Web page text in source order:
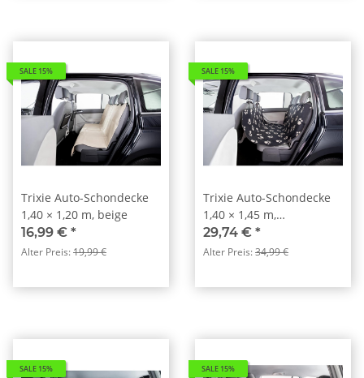
SALE 15%
Trixie Auto-Schondecke
1,40 × 1,20 m, beige
16,99 € *
Alter Preis:19,99 €
SALE 15%
Trixie Auto-Schondecke
1,40 × 1,45 m,
schwarz/beige
29,74 € *
Alter Preis:34,99 €
SALE 15% SALE 15%